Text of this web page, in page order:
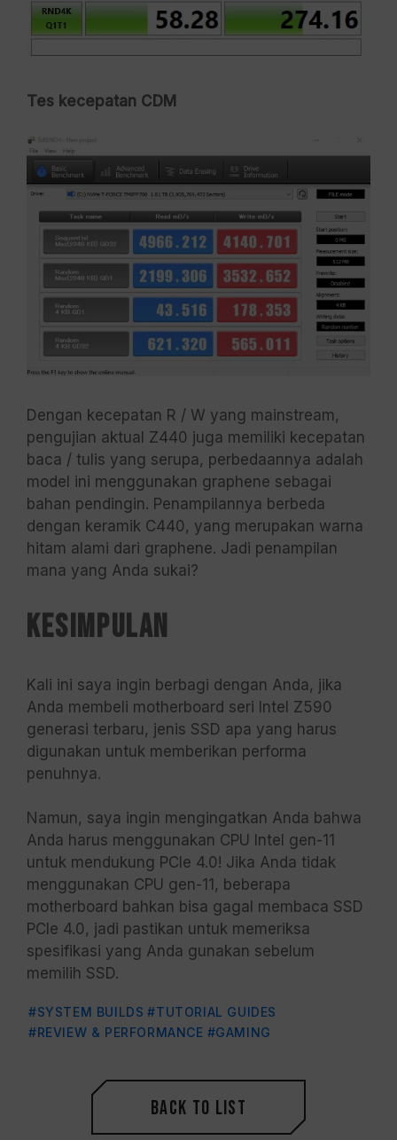
Tes kecepatan CDM
Dengan kecepatan R / W yang mainstream,
pengujian aktual Z440 juga memiliki kecepatan
baca / tulis yang serupa, perbedaannya adalah
model ini menggunakan graphene sebagai
bahan pendingin. Penampilannya berbeda
dengan keramik C440, yang merupakan warna
hitam alami dari graphene. Jadi penampilan
mana yang Anda sukai?
Kesimpulan
Kali ini saya ingin berbagi dengan Anda, jika
Anda membeli motherboard seri Intel Z590
generasi terbaru, jenis SSD apa yang harus
digunakan untuk memberikan performa
penuhnya.
Namun, saya ingin mengingatkan Anda bahwa
Anda harus menggunakan CPU Intel gen-11
untuk mendukung PCIe 4.0! Jika Anda tidak
menggunakan CPU gen-11, beberapa
motherboard bahkan bisa gagal membaca SSD
PCIe 4.0, jadi pastikan untuk memeriksa
spesifikasi yang Anda gunakan sebelum
memilih SSD.
#SYSTEM BUILDS #TUTORIAL GUIDES
#REVIEW & PERFORMANCE #GAMING
Back to List